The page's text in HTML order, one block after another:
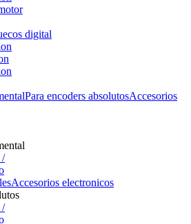
digital
Para encoders absolutosAccesorios
/
Accesorios electronicos
/